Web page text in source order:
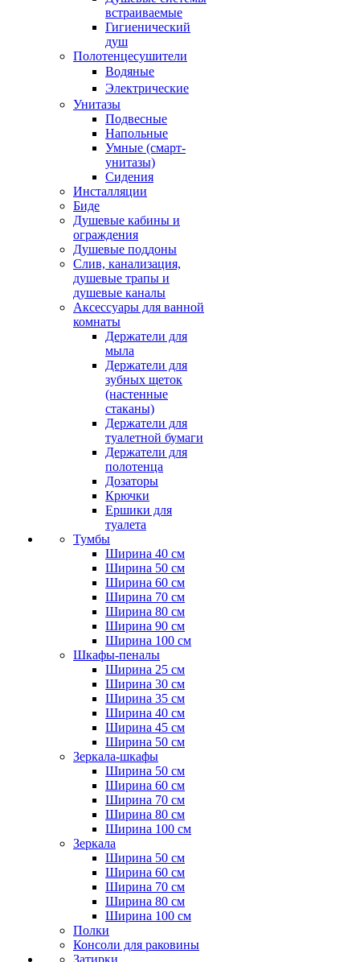
встраиваемые
Гигиенический
душ
Полотенцесушители
ㅤВодяные
ㅤЭлектрические
Унитазы
Подвесные
Напольные
Умные (смарт-
унитазы)
Сидения
Инсталляции
Биде
Душевые кабины и
ограждения
Душевые поддоны
Слив, канализация,
душевые трапы и
душевые каналы
Аксессуары для ванной
комнаты
Держатели для
мыла
Держатели для
зубных щеток
(настенные
стаканы)
Держатели для
туалетной бумаги
Держатели для
полотенца
Дозаторы
Крючки
Ершики для
туалета
Тумбы
Ширина 40 см
Ширина 50 см
Ширина 60 см
Ширина 70 см
Ширина 80 см
Ширина 90 см
Ширина 100 см
Шкафы-пеналы
Ширина 25 см
Ширина 30 см
Ширина 35 см
Ширина 40 см
Ширина 45 см
Ширина 50 см
Зеркала-шкафы
Ширина 50 см
Ширина 60 см
Ширина 70 см
Ширина 80 см
Ширина 100 см
Зеркала
Ширина 50 см
Ширина 60 см
Ширина 70 см
Ширина 80 см
Ширина 100 см
Полки
Консоли для раковины
Затирки